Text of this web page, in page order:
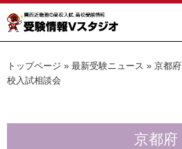
トップページ » 最新受験ニュース » 京都府
校入試相談会
京都府